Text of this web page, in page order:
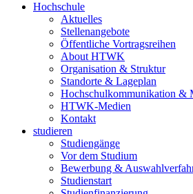
Hochschule
Aktuelles
Stellenangebote
Öffentliche Vortragsreihen
About HTWK
Organisation & Struktur
Standorte & Lageplan
Hochschulkommunikation &
HTWK-Medien
Kontakt
studieren
Studiengänge
Vor dem Studium
Bewerbung &
Studienstart